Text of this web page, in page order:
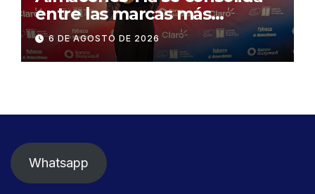
entre las marcas más
influyentes del Ecuador
6 DE AGOSTO DE 2026
Whatsapp